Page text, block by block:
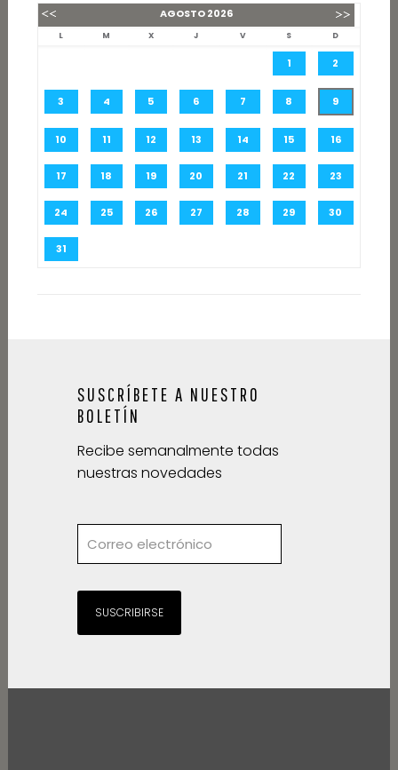
AGOSTO2026
L M X J V S D
1 2
3 4 5 6 7 8 9
10 11 12 13 14 15 16
17 18 19 20 21 22 23
24 25 26 27 28 29 30
31
SUSCRÍBETE A NUESTRO
BOLETÍN
Recibe semanalmente todas
nuestras novedades
SUSCRIBIRSE